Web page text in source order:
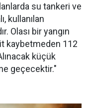
su tankeri ve
kullanılan
Olası bir yangın
kaybetmeden 112
küçük
geçecektir."